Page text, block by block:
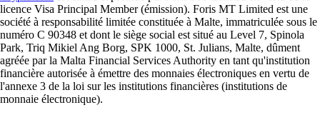
licence Visa Principal Member (émission). Foris MT Limited est une
société à responsabilité limitée constituée à Malte, immatriculée sous le
numéro C 90348 et dont le siège social est situé au Level 7, Spinola
Park, Triq Mikiel Ang Borg, SPK 1000, St. Julians, Malte, dûment
agréée par la Malta Financial Services Authority en tant qu'institution
financière autorisée à émettre des monnaies électroniques en vertu de
l'annexe 3 de la loi sur les institutions financières (institutions de
monnaie électronique).